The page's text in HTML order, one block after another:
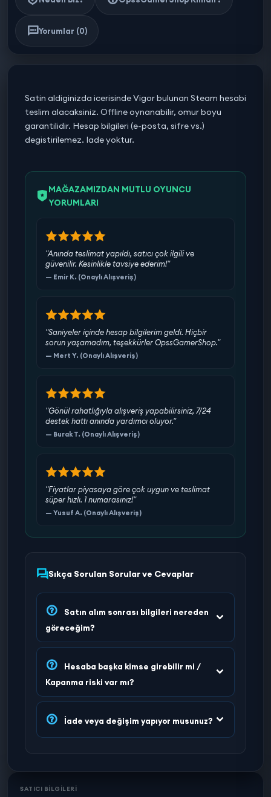
Yorumlar (0)
Satin aldiginizda icerisinde Vigor bulunan Steam hesabi
teslim alacaksiniz. Offline oynanabilir, omur boyu
garantilidir. Hesap bilgileri (e-posta, sifre vs.)
degistirilemez. Iade yoktur.
MAĞAZAMIZDAN MUTLU OYUNCU
YORUMLARI
"Anında teslimat yapıldı, satıcı çok ilgili ve
güvenilir. Kesinlikle tavsiye ederim!"
— Emir K. (Onaylı Alışveriş)
"Saniyeler içinde hesap bilgilerim geldi. Hiçbir
sorun yaşamadım, teşekkürler OpssGamerShop."
— Mert Y. (Onaylı Alışveriş)
"Gönül rahatlığıyla alışveriş yapabilirsiniz, 7/24
destek hattı anında yardımcı oluyor."
— Burak T. (Onaylı Alışveriş)
"Fiyatlar piyasaya göre çok uygun ve teslimat
süper hızlı. 1 numarasınız!"
— Yusuf A. (Onaylı Alışveriş)
Sıkça Sorulan Sorular ve Cevaplar
Satın alım sonrası bilgileri nereden
göreceğim?
Hesaba başka kimse girebilir mi /
Kapanma riski var mı?
İade veya değişim yapıyor musunuz?
SATICI BİLGİLERİ